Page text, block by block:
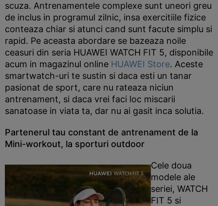
scuza. Antrenamentele complexe sunt uneori greu
de inclus in programul zilnic, insa exercitiile fizice
conteaza chiar si atunci cand sunt facute simplu si
rapid. Pe aceasta abordare se bazeaza noile
ceasuri din seria HUAWEI WATCH FIT 5, disponibile
acum in magazinul online HUAWEI Store. Aceste
smartwatch-uri te sustin si daca esti un tanar
pasionat de sport, care nu rateaza niciun
antrenament, si daca vrei faci loc miscarii
sanatoase in viata ta, dar nu ai gasit inca solutia.
Partenerul tau constant de antrenament de la
Mini-workout, la sporturi outdoor
Cele doua
modele ale
seriei, WATCH
FIT 5 si